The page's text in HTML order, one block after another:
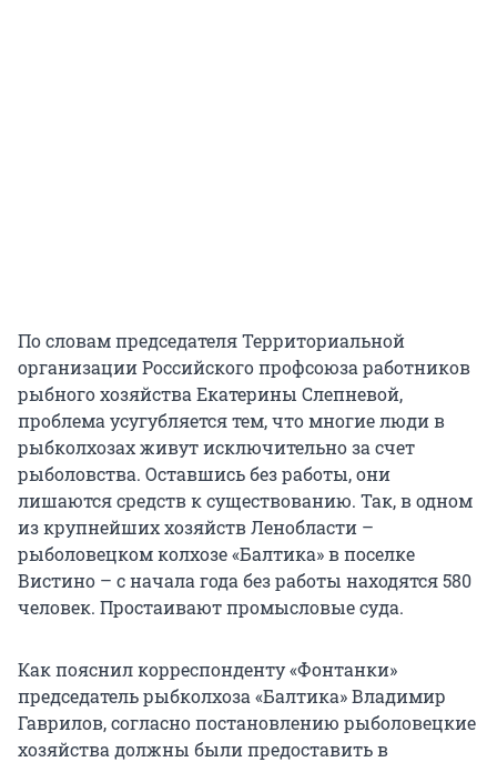
По словам председателя Территориальной
организации Российского профсоюза работников
рыбного хозяйства Екатерины Слепневой,
проблема усугубляется тем, что многие люди в
рыбколхозах живут исключительно за счет
рыболовства. Оставшись без работы, они
лишаются средств к существованию. Так, в одном
из крупнейших хозяйств Ленобласти –
рыболовецком колхозе «Балтика» в поселке
Вистино – с начала года без работы находятся 580
человек. Простаивают промысловые суда.
Как пояснил корреспонденту «Фонтанки»
председатель рыбколхоза «Балтика» Владимир
Гаврилов, согласно постановлению рыболовецкие
хозяйства должны были предоставить в